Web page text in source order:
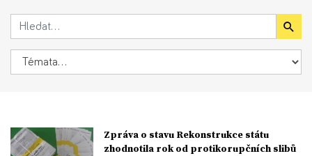
Zpráva o stavu Rekonstrukce státu
zhodnotila rok od protikorupčních slibů